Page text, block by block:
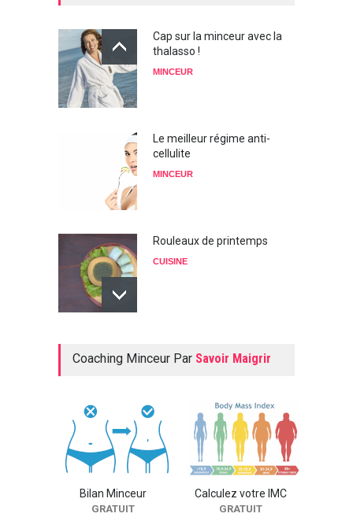
Cap sur la minceur avec la
thalasso !
MINCEUR
Le meilleur régime anti-
cellulite
MINCEUR
Rouleaux de printemps
CUISINE
amoureux
7 bonnes raisons de faire
l'amour !
Coaching Minceur Par Savoir Maigrir
Bilan Minceur
GRATUIT
Calculez votre IMC
GRATUIT